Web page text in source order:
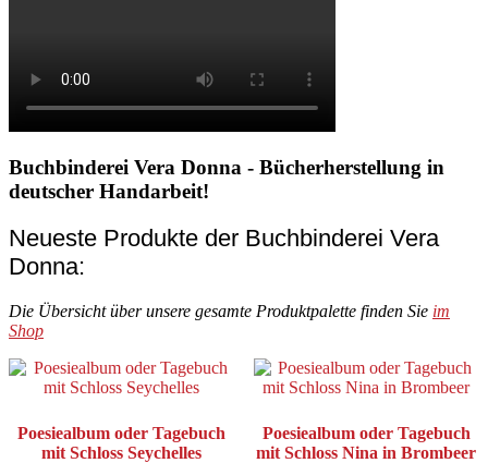
Buchbinderei Vera Donna - Bücherherstellung in
deutscher Handarbeit!
Neueste Produkte der Buchbinderei Vera
Donna:
Die Übersicht über unsere gesamte Produktpalette finden Sie im
Shop
Poesiealbum oder Tagebuch
mit Schloss Seychelles
Poesiealbum oder Tagebuch
mit Schloss Nina in Brombeer